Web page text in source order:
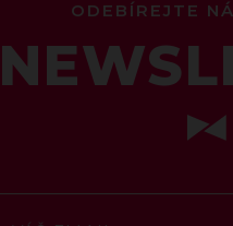
ODEBÍREJTE